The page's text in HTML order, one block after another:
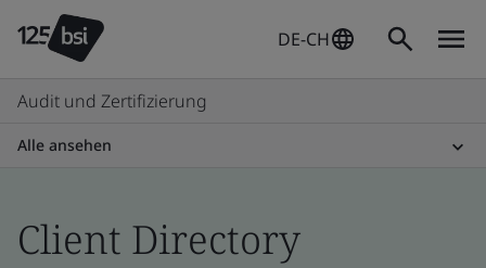
DE-CH
Audit und Zertifizierung
Alle ansehen
Client Directory